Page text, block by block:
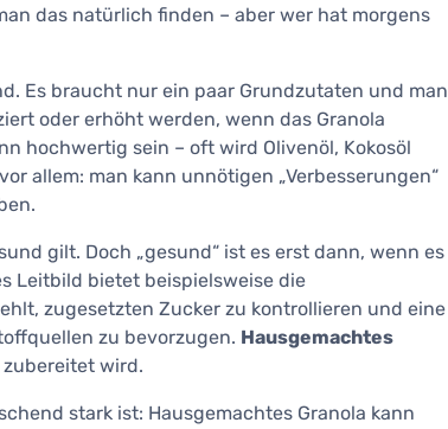
das natürlich finden – aber wer hat morgens
Es braucht nur ein paar Grundzutaten und man
oder erhöht werden, wenn das Granola
hochwertig sein – oft wird Olivenöl, Kokosöl
allem: man kann unnötigen „Verbesserungen“
gilt. Doch „gesund“ ist es erst dann, wenn es
Leitbild bietet beispielsweise die
zugesetzten Zucker zu kontrollieren und eine
zu bevorzugen. Hausgemachtes
wird.
stark ist: Hausgemachtes Granola kann